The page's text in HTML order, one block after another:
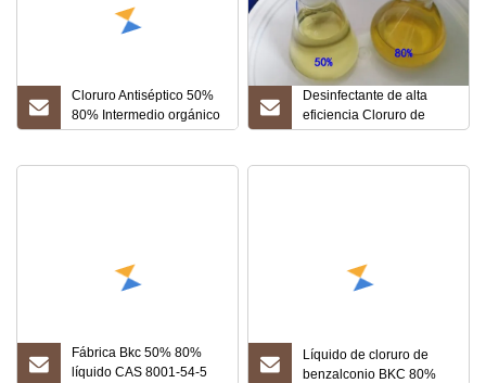
Cloruro Antiséptico 50%
80% Intermedio orgánico
CAS 8001-54-5 Cloruro
Desinfectante de alta
eficiencia Cloruro de
benzalconio 1227 CAS
Fábrica Bkc 50% 80%
líquido CAS 8001-54-5
Líquido de cloruro de
benzalconio BKC 80%